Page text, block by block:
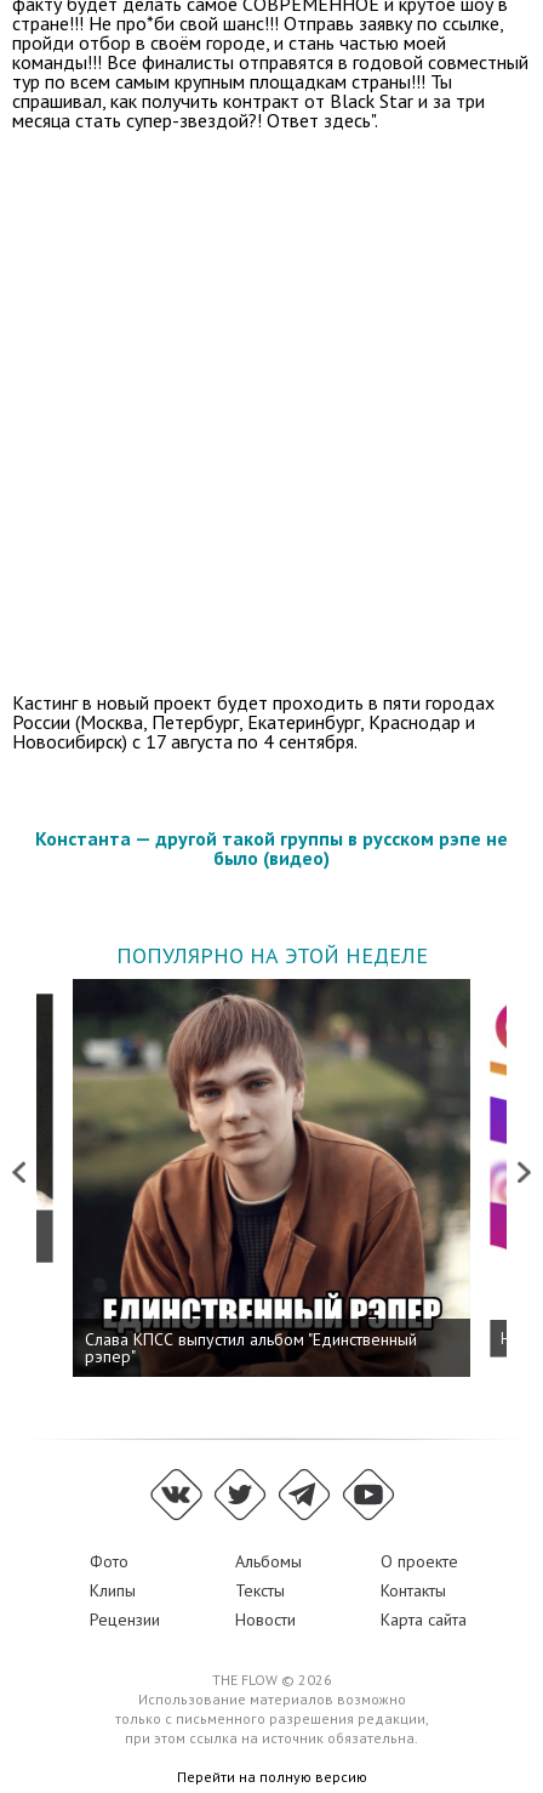
стране!!! Не про*би свой шанс!!! Отправь заявку по ссылке,
пройди отбор в своём городе, и стань частью моей
команды!!! Все финалисты отправятся в годовой совместный
тур по всем самым крупным площадкам страны!!! Ты
спрашивал, как получить контракт от Black Star и за три
месяца стать супер-звездой?! Ответ здесь".
Кастинг в новый проект будет проходить в пяти городах
России (Москва, Петербург, Екатеринбург, Краснодар и
Новосибирск) с 17 августа по 4 сентября.
Константа — другой такой группы в русском рэпе не
было (видео)
ПОПУЛЯРНО НА ЭТОЙ НЕДЕЛЕ
Previous
Слава КПСС выпустил альбом "Единственный
рэпер"
Next
Фото Альбомы
О проекте
Клипы
Тексты
Контакты
Рецензии
Новости Карта сайта
THE FLOW © 2026
Использование материалов возможно
только с письменного разрешения редакции,
при этом ссылка на источник обязательна.
Перейти на полную версию